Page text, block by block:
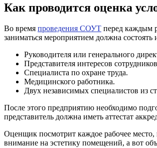
Как проводится оценка
Во время проведения СОУТ перед каждым
заниматься мероприятием должна
Руководителя или генерального
Представителя интересов
Специалиста по охране труда.
Медицинского работника.
Двух независимых специалистов из
После этого предприятию необходимо
представитель должна иметь аттестат
Оценщик посмотрит каждое рабочее
внимание на эстетику помещений, а вот